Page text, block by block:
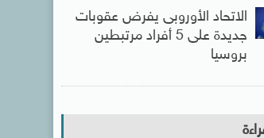
الاتحاد الأوروبى يفرض عقوبات
جديدة على 5 أفراد مرتبطين
بروسيا